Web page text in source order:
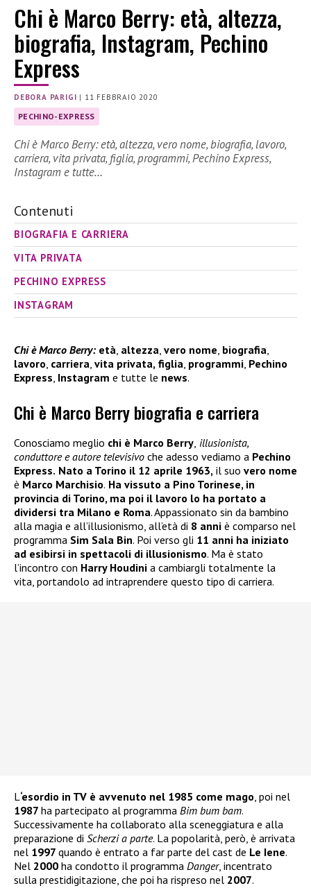
Chi è Marco Berry: età, altezza,
biografia, Instagram, Pechino
Express
DEBORA PARIGI | 11 FEBBRAIO 2020
PECHINO-EXPRESS
Chi è Marco Berry: età, altezza, vero nome, biografia, lavoro,
carriera, vita privata, figlia, programmi, Pechino Express,
Instagram e tutte…
Contenuti
BIOGRAFIA E CARRIERA
VITA PRIVATA
PECHINO EXPRESS
INSTAGRAM
Chi è Marco Berry: età altezza vero nome biografia
lavoro carriera vita privata, figlia programmi Pechino
Express Instagram e tutte le news.
Chi è Marco Berry biografia e carriera
Conosciamo meglio chi è Marco Berry, illusionista,
conduttore e autore televisivo che adesso vediamo a Pechino
Express. Nato a Torino il 12 aprile 1963, il suo vero nome
è Marco Marchisio. Ha vissuto a Pino Torinese, in
provincia di Torino, ma poi il lavoro lo ha portato a
dividersi tra Milano e Roma. Appassionato sin da bambino
alla magia e all’illusionismo, all’età di 8 anni è comparso nel
programma Sim Sala Bin. Poi verso gli 11 anni ha iniziato
ad esibirsi in spettacoli di illusionismo. Ma è stato
l’incontro con Harry Houdini a cambiargli totalmente la
vita, portandolo ad intraprendere questo tipo di carriera.
L‘esordio in TV è avvenuto nel 1985 come mago, poi nel
1987 ha partecipato al programma Bim bum bam.
Successivamente ha collaborato alla sceneggiatura e alla
preparazione di Scherzi a parte. La popolarità, però, è arrivata
nel 1997 quando è entrato a far parte del cast de Le Iene.
Nel 2000 ha condotto il programma Danger, incentrato
sulla prestidigitazione, che poi ha rispreso nel 2007.